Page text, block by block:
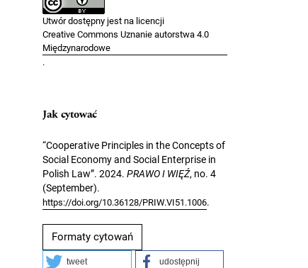
Utwór dostępny jest na licencji
Creative Commons Uznanie autorstwa 4.0
Międzynarodowe
.
Jak cytować
“Cooperative Principles in the Concepts of
Social Economy and Social Enterprise in
Polish Law”. 2024. PRAWO I WIĘŹ, no. 4
(September).
https://doi.org/10.36128/PRIW.VI51.1006.
Formaty cytowań
tweet udostępnij